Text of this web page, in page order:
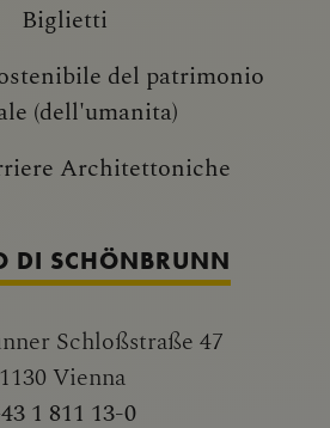
Biglietti
del patrimonio
(dell'umanita)
Architettoniche
DI SCHÖNBRUNN
Schloßstraße 47
1130 Vienna
1 811 13-0